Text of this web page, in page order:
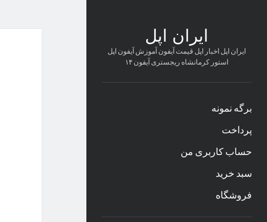
ایران اپل
ایران اپل اخبار اپل قیمت آیفون آموزش آیفون اپل
استور کرمانشاه ریجستری آیفون ۱۴
برگه نمونه
پرداخت
حساب کاربری من
سبد خرید
فروشگاه